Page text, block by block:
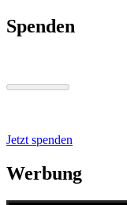
Spenden
Jetzt spenden
Werbung